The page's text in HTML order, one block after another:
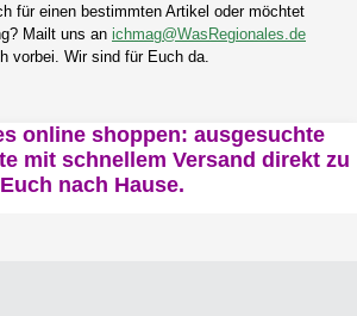
für einen bestimmten Artikel oder möchtet
Mailt uns an ichmag@WasRegionales.de
vorbei. Wir sind für Euch da.
online shoppen: ausgesuchte
mit schnellem Versand direkt zu
Euch nach Hause.